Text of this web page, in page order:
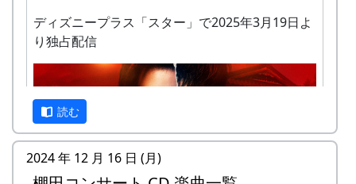
私達メシポンバンドが若い頃連続出場を果たして
ガーの“坂庭省悟さん”を始め審査員の方が見守る
中、毎年優秀バンドが表彰されました。
私達は、この「棚田のうた ～ふるさと加美の里
ディズニープラス「スター」で2025年3月19日よ
り独占配信
読む
2024 年 12 月 16 日 (月)